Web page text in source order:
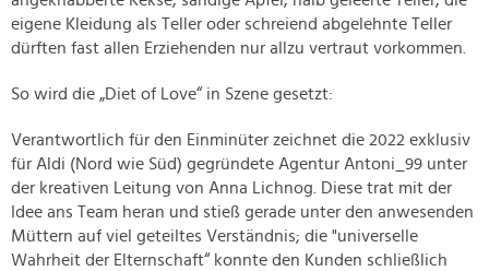
eigene Kleidung als Teller oder schreiend abgelehnte Teller
dürften fast allen Erziehenden nur allzu vertraut vorkommen.
So wird die „Diet of Love“ in Szene gesetzt:
Verantwortlich für den Einminüter zeichnet die 2022 exklusiv
für Aldi (Nord wie Süd) gegründete Agentur Antoni_99 unter
der kreativen Leitung von Anna Lichnog. Diese trat mit der
Idee ans Team heran und stieß gerade unter den anwesenden
Müttern auf viel geteiltes Verständnis; die "universelle
Wahrheit der Elternschaft“ konnte den Kunden schließlich